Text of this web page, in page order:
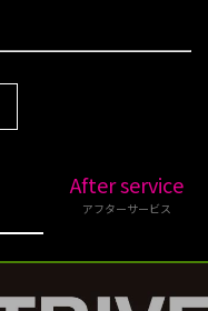
After service
アフターサービス